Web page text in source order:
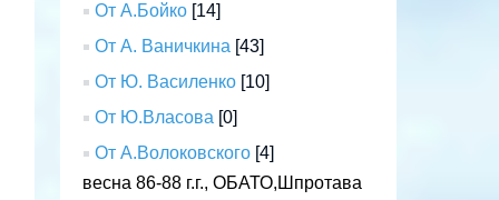
От А.Бойко [14]
От А. Ваничкина [43]
От Ю. Василенко [10]
От Ю.Власова [0]
От А.Волоковского [4]
весна 86-88 г.г., ОБАТО,Шпротава